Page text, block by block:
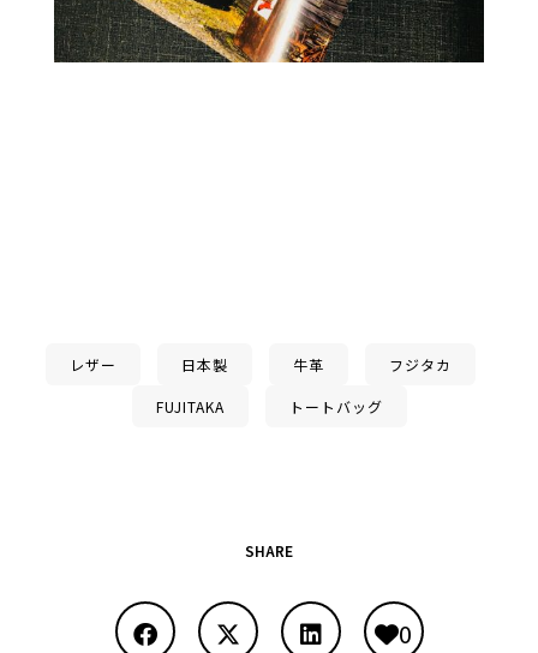
レザー 日本製 牛革 フジタカ
FUJITAKA トートバッグ
SHARE
0